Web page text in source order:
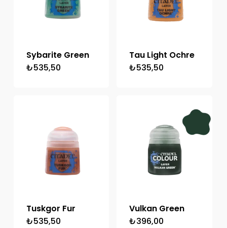
Sybarite Green
₺535,50
Tau Light Ochre
₺535,50
Tuskgor Fur
₺535,50
Vulkan Green
₺396,00